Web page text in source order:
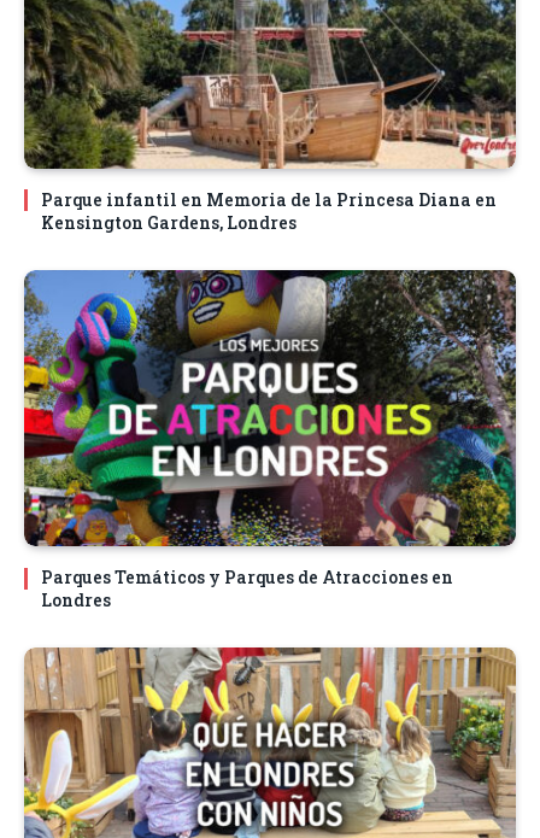
Parque infantil en Memoria de la Princesa Diana en
Kensington Gardens, Londres
Parques Temáticos y Parques de Atracciones en
Londres